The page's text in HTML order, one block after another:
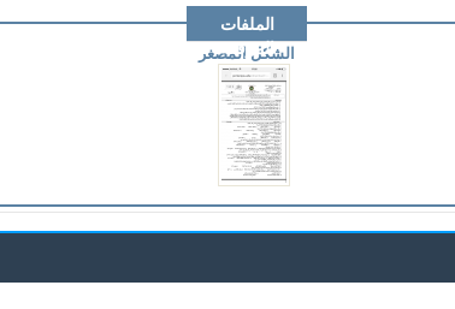
الملفات
المرفقة
الشكل المصغر